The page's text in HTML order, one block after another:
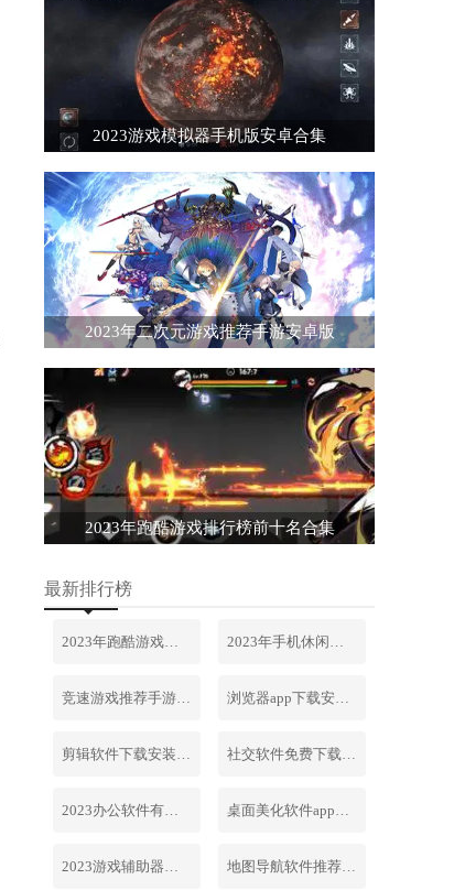
2023游戏模拟器手机版安卓合集
2023年二次元游戏推荐手游安卓版
2023年跑酷游戏排行榜前十名合集
最新排行榜
2023年跑酷游戏排行榜前十名合集 2023年手机休闲游戏排行榜前十名
竞速游戏推荐手游排行榜最新2023 浏览器app下载安装免费官网
剪辑软件下载安装免费手机版 社交软件免费下载安装大全最新
2023办公软件有哪些合集软件 桌面美化软件app下载安卓版
2023游戏辅助器软件大全免费 地图导航软件推荐下载安装手机版